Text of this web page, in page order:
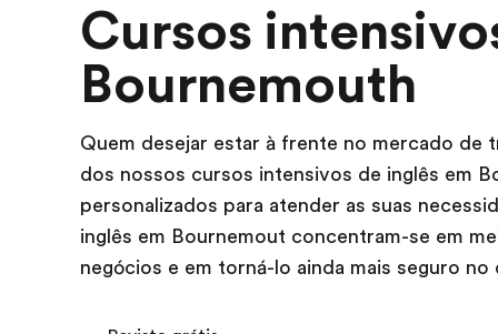
Bem-vindo à EF
Saiba
Cursos
Bournemouth
Quem desejar estar à frente no mercado de
dos nossos cursos intensivos de inglês em
personalizados para atender as suas
inglês em Bournemout concentram-se em
negócios e em torná-lo ainda mais seguro no